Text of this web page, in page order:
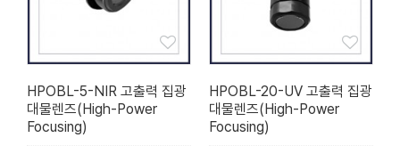
HPOBL-5-NIR 고출력 집광
대물렌즈(High-Power
Focusing)
HPOBL-20-UV 고출력 집광
대물렌즈(High-Power
Focusing)